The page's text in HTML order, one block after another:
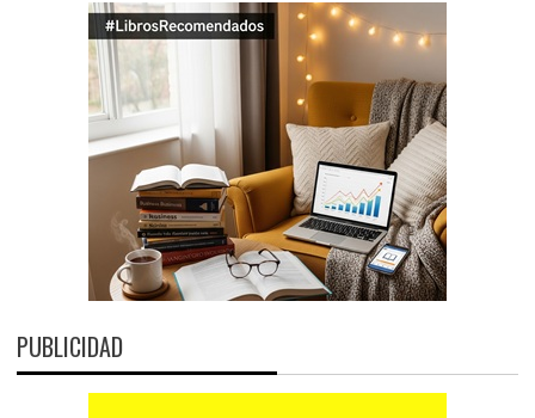
PUBLICIDAD